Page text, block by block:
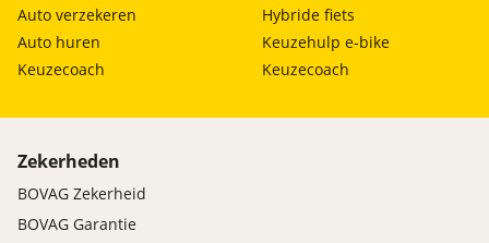
Auto verzekeren
Auto huren
Keuzecoach
Hybride fiets
Keuzehulp e-bike
Keuzecoach
Zekerheden
BOVAG Zekerheid
BOVAG Garantie